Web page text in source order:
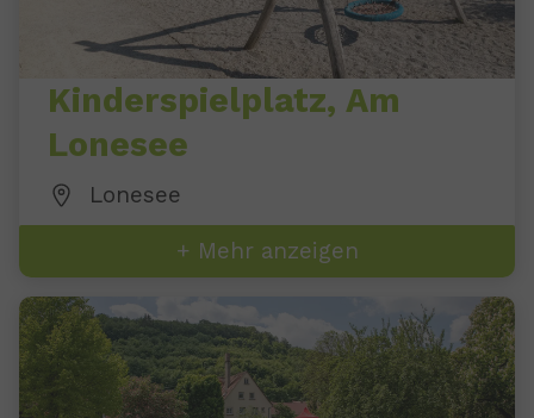
Kinderspielplatz, Am
Lonesee
Lonesee
+ Mehr anzeigen